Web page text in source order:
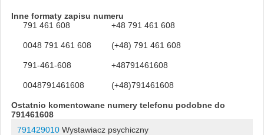
Inne formaty zapisu numeru
791 461 608
+48 791 461 608
0048 791 461 608 (+48) 791 461 608
791-461-608 +48791461608
0048791461608 (+48)791461608
Ostatnio komentowane numery telefonu podobne do
791461608
791429010Wystawiacz psychiczny